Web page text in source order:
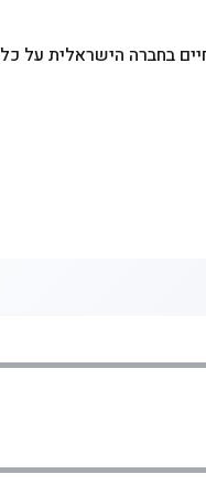
בחברה הישראלית על כל